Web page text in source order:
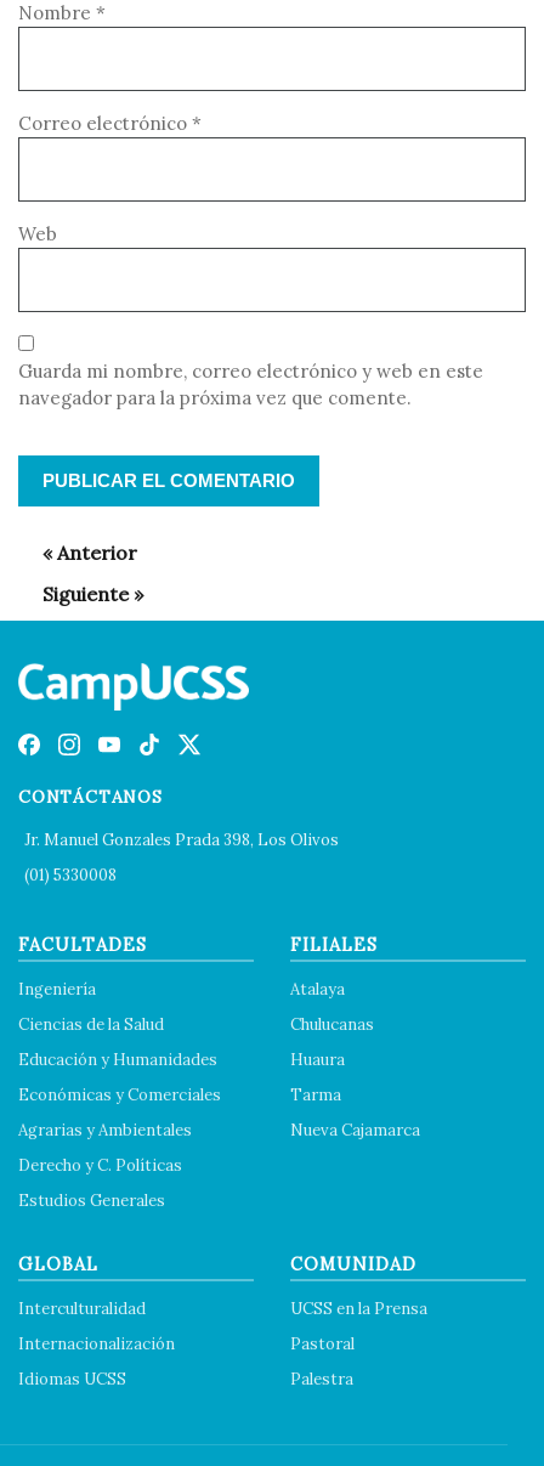
Nombre *
Correo electrónico *
Web
Guarda mi nombre, correo electrónico y web en este
navegador para la próxima vez que comente.
CONTÁCTANOS
Jr. Manuel Gonzales Prada 398, Los Olivos
(01) 5330008
FACULTADES
Ingeniería
Ciencias de la Salud
Educación y Humanidades
Económicas y Comerciales
Agrarias y Ambientales
Derecho y C. Políticas
Estudios Generales
FILIALES
Atalaya
Chulucanas
Huaura
Tarma
Nueva Cajamarca
GLOBAL
Interculturalidad
Internacionalización
Idiomas UCSS
COMUNIDAD
UCSS en la Prensa
Pastoral
Palestra